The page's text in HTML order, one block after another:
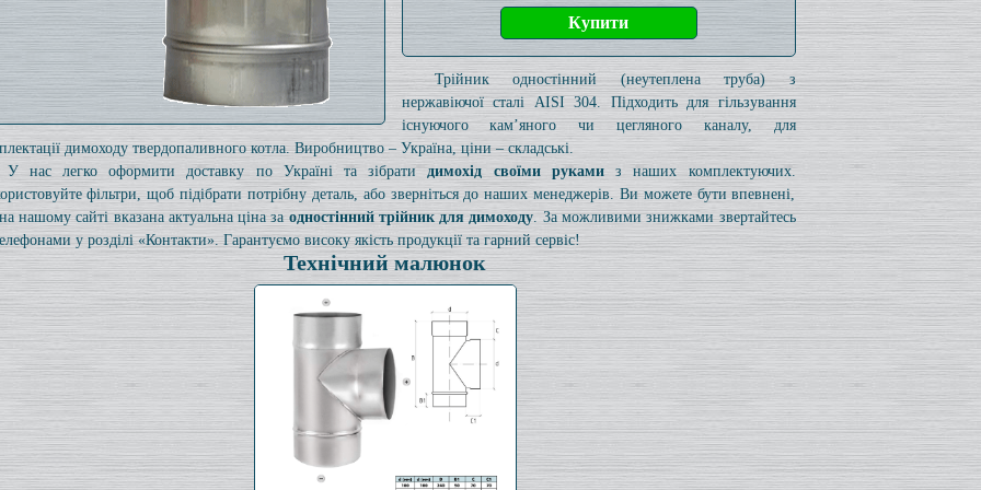
Трійник одностінний (неутеплена труба) з
нержавіючої сталі AISI 304. Підходить для гільзування
існуючого кам’яного чи цегляного каналу, для
димоходу твердопаливного котла. Виробництво – Україна, ціни – складські.
У нас легко оформити доставку по Україні та зібратидимохід своїми рукамиз наших комплектуючих.
фільтри, щоб підібрати потрібну деталь, або зверніться до наших менеджерів. Ви можете бути впевнені,
нашому сайті вказана актуальна ціна заодностінний трійник для димоходу. За можливими знижками звертайтесь
у розділі «Контакти». Гарантуємо високу якість продукції та гарний сервіс!
Технічний малюнок